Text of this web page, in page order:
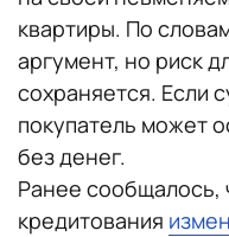
квартиры. По
аргумент, но риск
сохраняется. Если
покупатель может
без денег.
Ранее сообщалось,
кредитования